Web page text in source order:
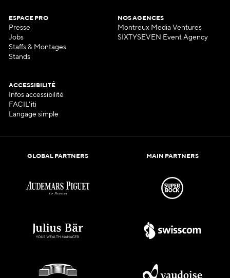
ESPACE PRO
Presse
Jobs
Staffs & Montages
Stands
NOS AGENCES
Montreux Media Ventures
SIXTYSEVEN Event Agency
ACCESSIBILITÉ
Infos accessibilité
FACIL'iti
Langage simple
GLOBAL PARTNERS MAIN PARTNERS